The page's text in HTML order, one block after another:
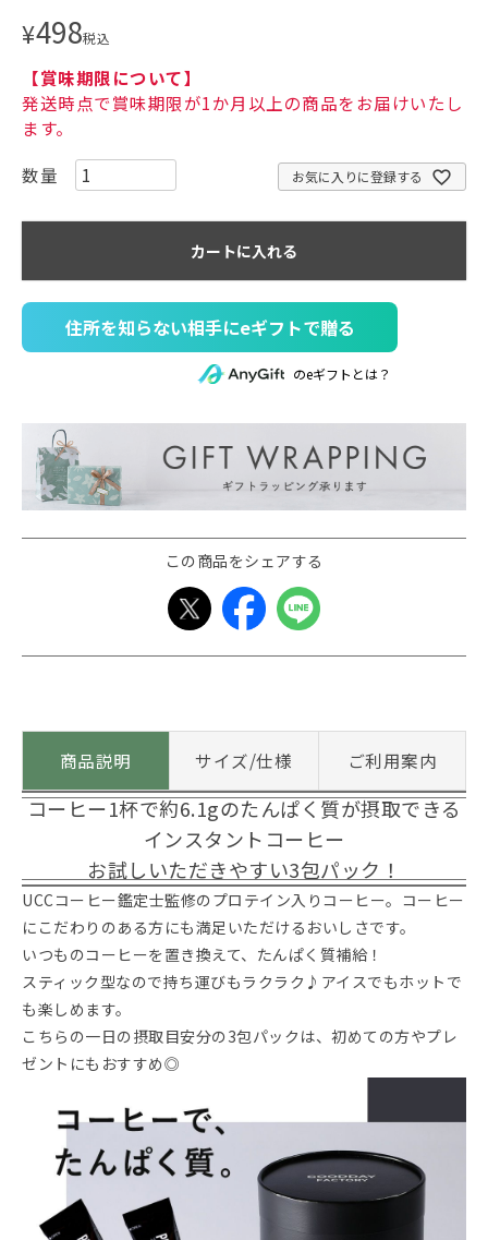
¥498税込
【賞味期限について】
発送時点で賞味期限が1か月以上の商品をお届けいたし
ます。
お気に入りに登録する
カートに入れる
住所を知らない相手にeギフトで贈る
のeギフトとは？
この商品をシェアする
商品説明 サイズ/仕様 ご利用案内
コーヒー1杯で約6.1gのたんぱく質が摂取できる
インスタントコーヒー
お試しいただきやすい3包パック！
UCCコーヒー鑑定士監修のプロテイン入りコーヒー。コーヒー
にこだわりのある方にも満足いただけるおいしさです。
いつものコーヒーを置き換えて、たんぱく質補給！
スティック型なので持ち運びもラクラク♪アイスでもホットで
も楽しめます。
こちらの一日の摂取目安分の3包パックは、初めての方やプレ
ゼントにもおすすめ◎